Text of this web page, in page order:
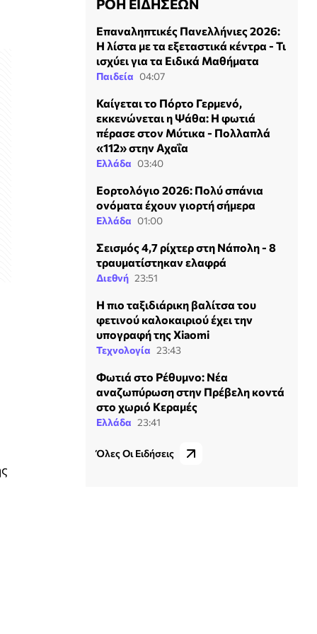
Επαναληπτικές Πανελλήνιες 2026:
Η λίστα με τα εξεταστικά κέντρα - Τι
ισχύει για τα Ειδικά Μαθήματα
Παιδεία 04:07
Καίγεται το Πόρτο Γερμενό,
εκκενώνεται η Ψάθα: H φωτιά
πέρασε στον Μύτικα - Πολλαπλά
«112» στην Αχαΐα
Ελλάδα 03:40
Εορτολόγιο 2026: Πολύ σπάνια
ονόματα έχουν γιορτή σήμερα
Ελλάδα 01:00
Σεισμός 4,7 ρίχτερ στη Νάπολη - 8
τραυματίστηκαν ελαφρά
Διεθνή 23:51
Η πιο ταξιδιάρικη βαλίτσα του
φετινού καλοκαιριού έχει την
υπογραφή της Xiaomi
Τεχνολογία 23:43
Φωτιά στο Ρέθυμνο: Νέα
αναζωπύρωση στην Πρέβελη κοντά
στο χωριό Κεραμές
Ελλάδα 23:41
Όλες Οι Ειδήσεις